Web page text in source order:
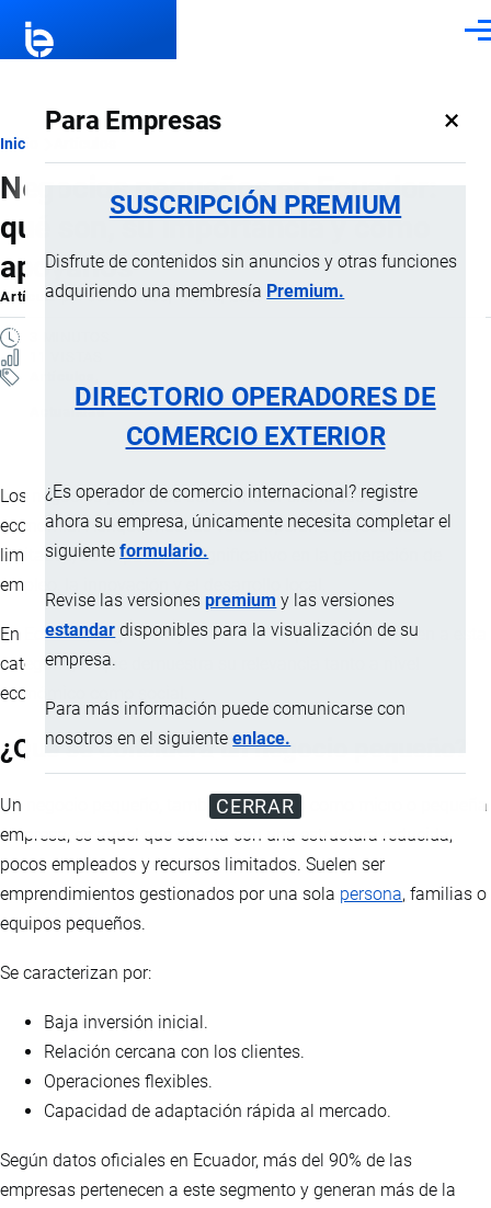
Para Empresas ×
SUSCRIPCIÓN PREMIUM
Disfrute de contenidos sin anuncios y otras funciones
adquiriendo una membresía Premium.
DIRECTORIO OPERADORES DE
COMERCIO EXTERIOR
¿Es operador de comercio internacional? registre
ahora su empresa, únicamente necesita completar el
siguienteformulario.
Revise las versionespremium y las versiones
estandar disponibles para la visualización de su
empresa.
Para más información puede comunicarse con
nosotros en el siguienteenlace.
CERRAR
Ruta
de
navegación
Inicio
Negocios pequeños en Ecuador:
qué son, su importancia y cómo
apoyarlos
ArtículoporJaime Mise, 1 Abril, 2026
Actualidad
Los negocios pequeños son el motor silencioso de la
economía. Aunque muchas veces operan con recursos
limitados, su impacto es significativo en la generación de
empleo, la innovación y el desarrollo local.
En Ecuador, la gran mayoría de las empresas pertenecen a esta
categoría, lo que demuestra su relevancia tanto a nivel
económico como social.
¿Qué se considera un negocio pequeño?
Un negocio pequeño, también conocido como micro o pequeña
empresa, es aquel que cuenta con una estructura reducida,
pocos empleados y recursos limitados. Suelen ser
emprendimientos gestionados por una sola persona, familias o
equipos pequeños.
Se caracterizan por:
Baja inversión inicial.
Relación cercana con los clientes.
Operaciones flexibles.
Capacidad de adaptación rápida al mercado.
Según datos oficiales en Ecuador, más del 90% de las
empresas pertenecen a este segmento y generan más de la